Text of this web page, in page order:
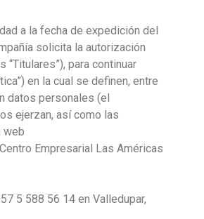
a la fecha de expedición del
solicita la autorización
para continuar
en la cual se definen, entre
datos personales (el
ejerzan, así como las
web
Empresarial Las Américas
5 588 56 14 en Valledupar,